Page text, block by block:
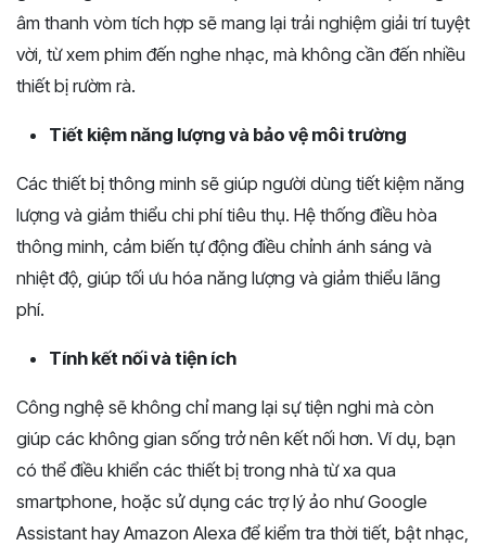
âm thanh vòm tích hợp sẽ mang lại trải nghiệm giải trí tuyệt
vời, từ xem phim đến nghe nhạc, mà không cần đến nhiều
thiết bị rườm rà.
Tiết kiệm năng lượng và bảo vệ môi trường
Các thiết bị thông minh sẽ giúp người dùng tiết kiệm năng
lượng và giảm thiểu chi phí tiêu thụ. Hệ thống điều hòa
thông minh, cảm biến tự động điều chỉnh ánh sáng và
nhiệt độ, giúp tối ưu hóa năng lượng và giảm thiểu lãng
phí.
Tính kết nối và tiện ích
Công nghệ sẽ không chỉ mang lại sự tiện nghi mà còn
giúp các không gian sống trở nên kết nối hơn. Ví dụ, bạn
có thể điều khiển các thiết bị trong nhà từ xa qua
smartphone, hoặc sử dụng các trợ lý ảo như Google
Assistant hay Amazon Alexa để kiểm tra thời tiết, bật nhạc,